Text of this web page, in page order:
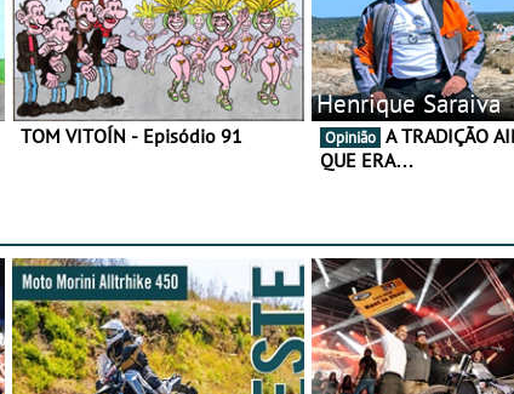
TOM VITOÍN - Episódio 91
Henrique Saraiva
Opinião
QUE ERA…